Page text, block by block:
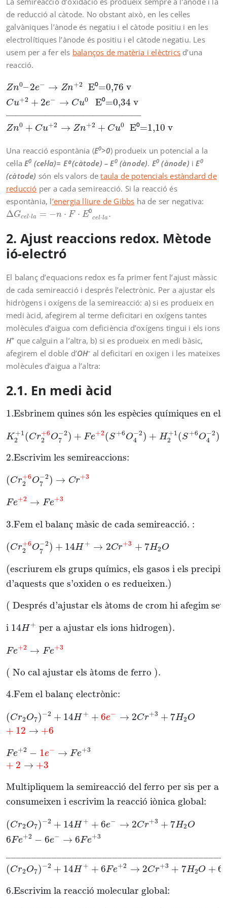
de reducció al càtode. No obstant això, en les cel·les
galvàniques l’ànode és negatiu i el càtode positiu i en les
electrolítiques l’ànode és positiu i el càtode negatiu. Les
usem per a fer els balanços de matèria i elèctrics d’una
reacció.
Zn0–2e− → Zn+2 E⁰=0,76 v
Cu+2 + 2e− → Cu0 E⁰=0,34 v
——————————————
Zn0 + Cu+2 → Zn+2 + Cu0 E⁰=1,10 v
Zn 0 2e − → n+ 2E⁰=0,76 vC
Una reacció espontània (E0>0) produeix un potencial a la
cel·laE0 (cel·la)= E⁰ (càtode) – E0(ànode). E0 (ànode) iE0
(càtode) són els valors detaula de potencials estàndard de
reducció per a cada semireacció. Si la reacció és
espontània, l’energia lliure de Gibbs ha de ser negativa:
ΔGcel⋅la = −n ⋅ F ⋅ E⁰cel⋅la.
Δ Gc − n⋅F⋅E⁰cella.
2. Ajust reaccions redox. Mètode
ió-electró
El balanç d’equacions redox es fa primer fent l’ajust màssic
de cada semireacció i després l’electrònic. Per a ajustar els
hidrògens i oxígens de la semireacció: a) si es produeix en
medi àcid, afegirem al terme deficitari en oxígens tantes
molècules d’aigua com deficiència d’oxígens tingui i els ions
H+ que calguin a l’altra, b) si es produeix en medi bàsic,
afegirem el doble d’OH– al deficitari en oxigen i les mateixes
molècules d’aigua a l’altra:
2.1. En medi àcid
1.Esbrinem quines són les espècies químiques en
K+1
2
(Cr+6
2
O−2
7
) + Fe+2(S+6O−2
4
) + H +1
2
(S+6O−2
4
)
2.Escrivim les semireaccions:
(Cr+6
2
O−2
7
) → Cr+3
Fe+2 → Fe+3
3.Fem el balanç màsic de cada semireacció. :
(Cr+6
2
O−2
7
) + 14H + → 2Cr+3 + 7H2O
(escriurem els grups químics, els gasos i els
d’aquests que s’oxiden o es redueixen.)
( Després d’ajustar els àtoms de crom hi afegim set
i 14H + per a ajustar els ions hidrogen).
Fe+2 → Fe+3
( No cal ajustar els àtoms de ferro ).
4.Fem el balanç electrònic:
(Cr2O7)−2 + 14H + + 6e− → 2Cr+3 + 7H2O
+ 12 → +6
Fe+2 − 1e− → Fe+3
+ 2 → +3
Multipliquem la semireacció del ferro per sis per a
consumeixen i escrivim la reacció iònica global:
(Cr2O7)−2 + 14H + + 6e− → 2Cr+3 + 7H2O
6Fe+2 − 6e− → 6Fe+3
(Cr2O7)−2 + 14H + + 6Fe+2 → 2Cr+3 + 7H2O + 6
6.Escrivim la reacció molecular global:
1.Esbrinem quines són les espècies químiques